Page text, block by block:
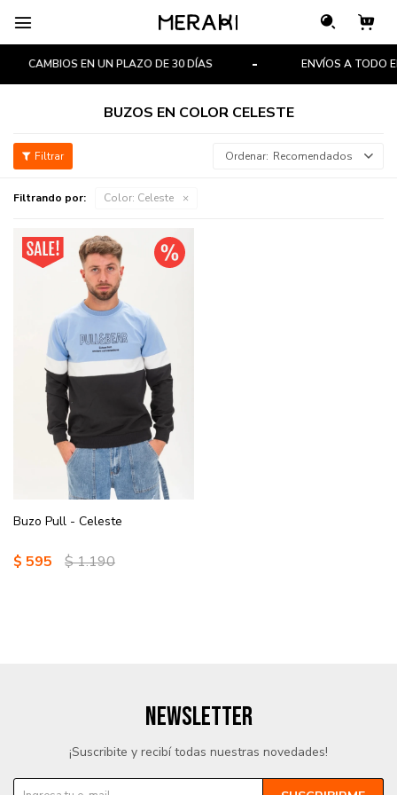

CAMBIOS EN UN PLAZO DE 30 DÍAS ENVÍOS A TODO
BUZOS EN COLOR CELESTE
Recomendados
Filtrando por: Color: Celeste
Buzo Pull - Celeste
$ 595 $1.190
NEWSLETTER
¡Suscribite y recibí todas nuestras novedades!